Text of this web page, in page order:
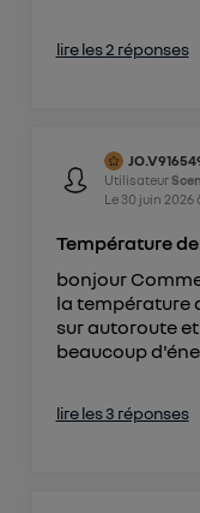
lire les 2 réponses
Utilisateur
Le 30 juin 2026
Température
bonjour
la température
sur autoroute
beaucoup
lire les 3 réponses